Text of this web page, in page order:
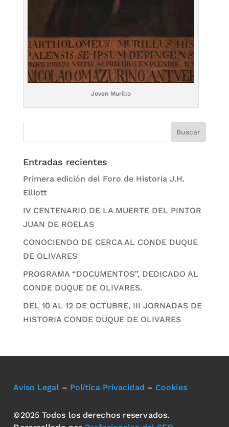
Joven Murillo
Entradas recientes
Primera edición del Foro de Historia J.H.
Elliott
IV CENTENARIO DE LA MUERTE DEL PINTOR
JUAN DE ROELAS
CONOCIENDO DE CERCA AL CONDE DUQUE
DE OLIVARES
PROGRAMA “DOCUMENTOS”, DEDICADO AL
CONDE DUQUE DE OLIVARES.
DEL 10 AL 12 DE OCTUBRE, III JORNADAS DE
HISTORIA CONDE DUQUE DE OLIVARES
Aviso Legal – Política Privacidad – Cookies
©2025 Todos los derechos reservados.